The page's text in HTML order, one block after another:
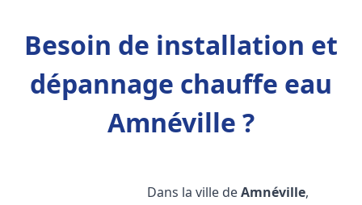
Besoin de installation et
dépannage chauffe eau
Amnéville ?
Dans la ville deAmnéville,